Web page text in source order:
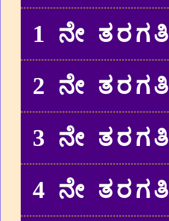
1 ನೇ ತರಗತಿ
2 ನೇ ತರಗತಿ
3 ನೇ ತರಗತಿ
4 ನೇ ತರಗತಿ